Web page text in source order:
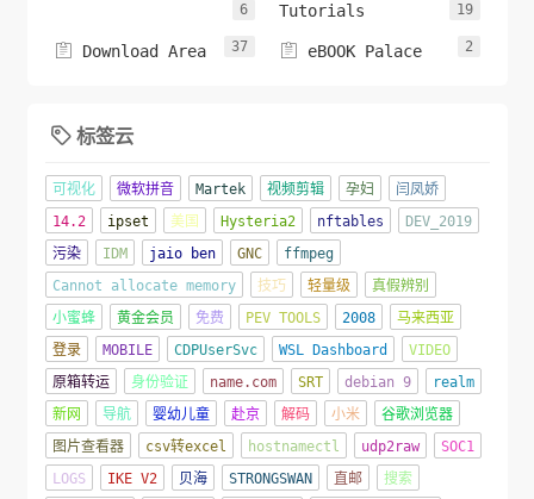
6
Tutorials
19
 Download Area 37  eBOOK Palace 2
 标签云
可视化 微软拼音 Martek 视频剪辑 孕妇
闫凤娇
14.2
ipset 美国 Hysteria2 nftables
DEV_2019
污染
IDM jaio ben GNC
ffmpeg
Cannot allocate memory
技巧 轻量级
真假辨别
小蜜蜂
黄金会员 免费 PEV TOOLS 2008
马来西亚
登录
MOBILE CDPUserSvc WSL Dashboard
VIDEO
原箱转运
身份验证 name.com SRT debian 9
realm
新网
导航 婴幼儿童 赴京 解码 小米
谷歌浏览器
图片查看器
csv转excel hostnamectl udp2raw
SOC1
LOGS
IKE V2 贝海 STRONGSWAN 直邮
搜索